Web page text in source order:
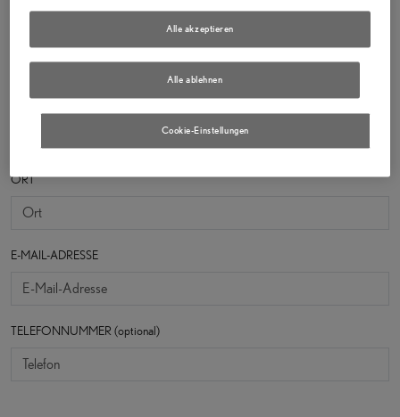
POSTLEITZAHL
ORT
E-MAIL-ADRESSE
TELEFONNUMMER (optional)
Cookie-Einstellungen
Alle ablehnen
Alle akzeptieren